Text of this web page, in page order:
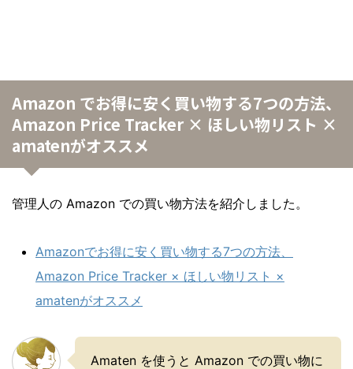
Amazon でお得に安く買い物する7つの方法、
Amazon Price Tracker × ほしい物リスト ×
amatenがオススメ
管理人の Amazon での買い物方法を紹介しました。
Amazonでお得に安く買い物する7つの方法、
Amazon Price Tracker × ほしい物リスト ×
amatenがオススメ
Amaten を使うと Amazon での買い物に